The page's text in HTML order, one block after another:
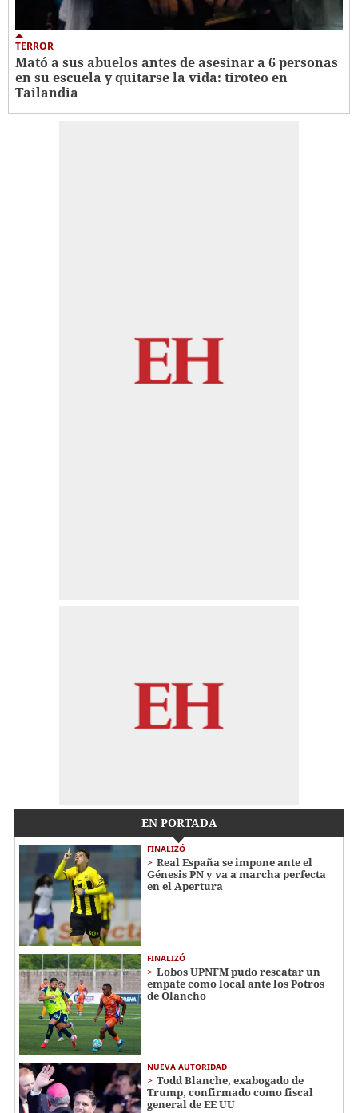
TERROR
Mató a sus abuelos antes de asesinar a 6 personas
en su escuela y quitarse la vida: tiroteo en
Tailandia
EN PORTADA
FINALIZÓ
Real España se impone ante el
Génesis PN y va a marcha perfecta
en el Apertura
FINALIZÓ
Lobos UPNFM pudo rescatar un
empate como local ante los Potros
de Olancho
NUEVA AUTORIDAD
Todd Blanche, exabogado de
Trump, confirmado como fiscal
general de EE UU